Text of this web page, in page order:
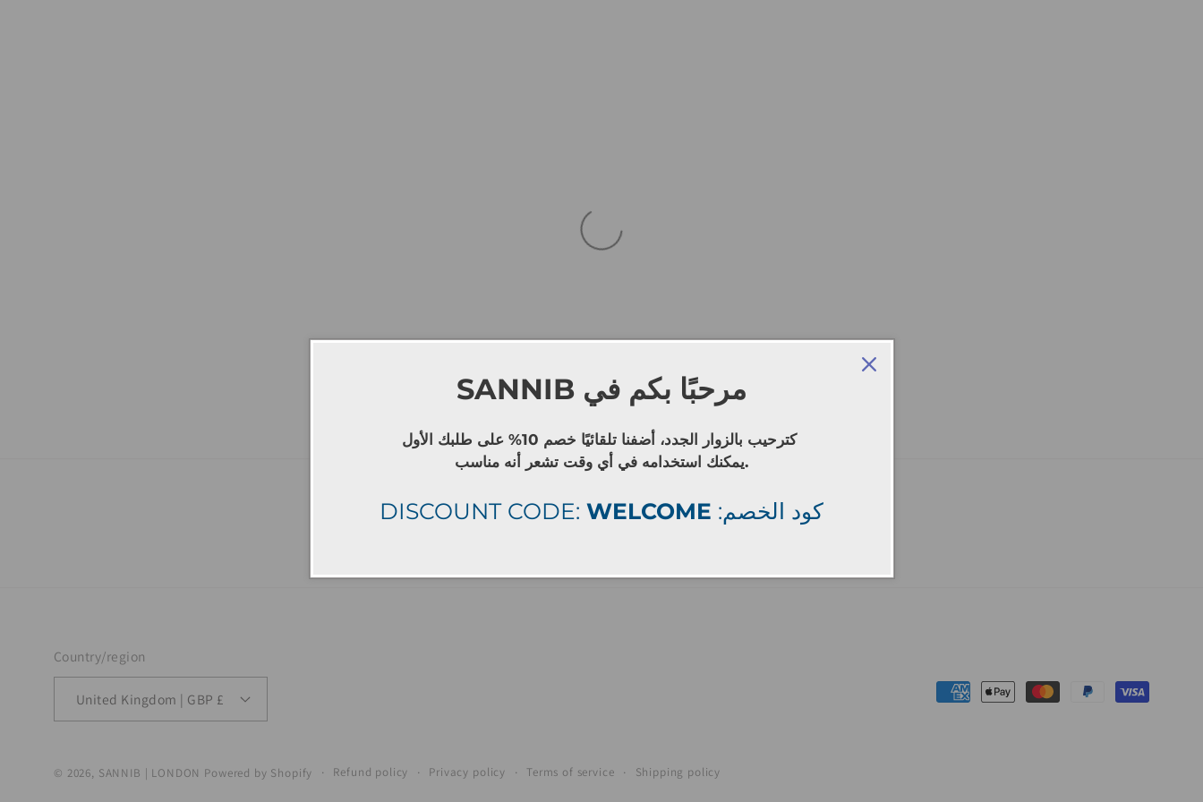
FacebookInstagram
Country/region
United Kingdom | GBP £
Payment
© 2026, SANNIB | LONDON Powered by Shopify Refund policy Privacy policy Terms of service Shipping policy
SANNIB
كترحيب بالزوار الجدد، أضفنا تلقائيًا خصم 10% على طلبك الأول
يمكنك استخدامه في أي وقت تشعر أنه مناسب.
DISCOUNT CODE: WELCOME :كود الخصم